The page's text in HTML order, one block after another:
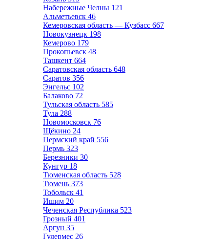
Набережные Челны 121
Альметьевск 46
Кемеровская область — Кузбасс 667
Новокузнецк 198
Кемерово 179
Прокопьевск 48
Ташкент 664
Саратовская область 648
Саратов 356
Энгельс 102
Балаково 72
Тульская область 585
Тула 288
Новомосковск 76
Щёкино 24
Пермский край 556
Пермь 323
Березники 30
Кунгур 18
Тюменская область 528
Тюмень 373
Тобольск 41
Ишим 20
Чеченская Республика 523
Грозный 401
Аргун 35
Гудермес 26